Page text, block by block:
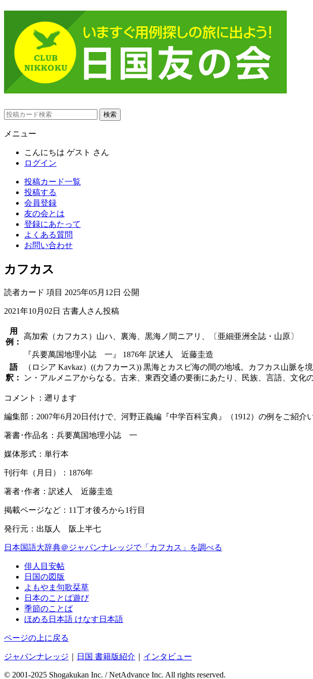
メニュー
こんにちは ゲスト さん
ログイン
投稿カード一覧
投稿する
会員登録
友の会とは
登録にあたって
よくある質問
お問い合わせ
カフカス
読者カード 項目 2025年05月12日 公開
2021年10月02日 古書人さん投稿
用
例：
高加索（カフカス）山ハ、裏海、黒海ノ間ニアリ、〔亜細亜洲全誌・山原〕
『兵要萬国地理小誌 一』 1876年 訳述人 近藤圭造
語
釈：
（ロシア Kavkaz）((カフカース)) 黒海とカスピ海の間の地域。カフカス山脈
ン・アルメニアからなる。古来、東西交通の要衝にあたり、民族、言語、文化
コメント：遡ります
編集部：2007年6月20日付けで、河野正義編『中学百科宝典』（1912）の例をご紹介
著書･作品名：兵要萬国地理小誌 一
媒体形式：単行本
刊行年（月日）：1876年
著者･作者：訳述人 近藤圭造
掲載ページなど：11丁オ後ろから1行目
発行元：出版人 阪上半七
日本国語大辞典＠ジャパンナレッジで「カフカス」を調べる
俳人目安帖
日国の図版
よもやま句歌栞草
日本のことば遊び
季節のことば
ほめる日本語 けなす日本語
ページの上に戻る
ジャパンナレッジ 日国 書籍版紹介 インタビュー
© 2001-2025 Shogakukan Inc. / NetAdvance Inc. All rights reserved.